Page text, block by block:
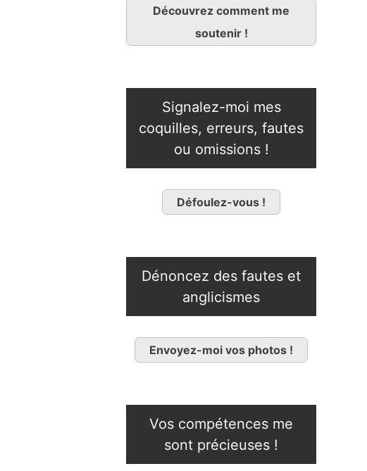
Découvrez comment me
soutenir !
Signalez-moi mes
coquilles, erreurs, fautes
ou omissions !
Défoulez-vous !
Dénoncez des fautes et
anglicismes
Envoyez-moi vos photos !
Vos compétences me
sont précieuses !